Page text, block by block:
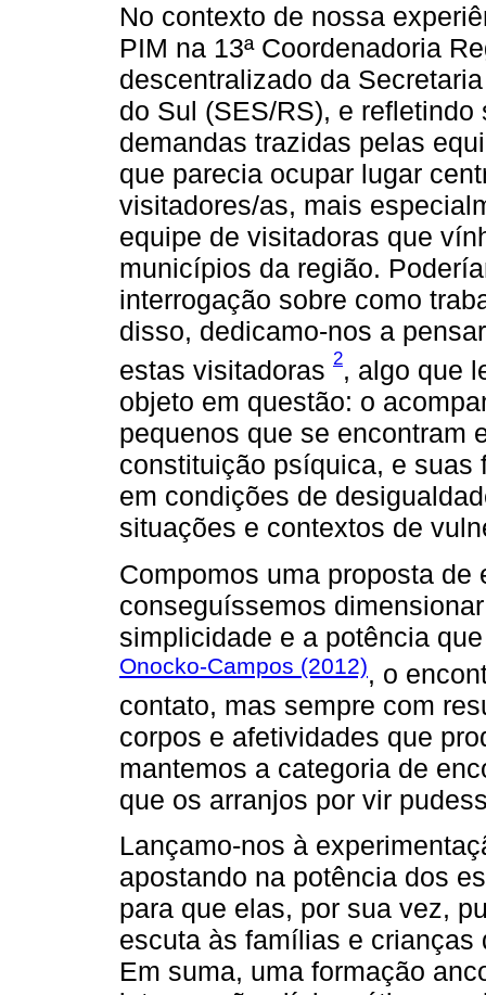
No contexto de nossa
PIM na 13ª Coordenadoria
descentralizado da
do Sul (SES/RS), e
demandas trazidas pelas
que parecia ocupar lugar
visitadores/as, mais
equipe de visitadoras que
municípios da região.
interrogação sobre como
disso, dedicamo-nos a
estas visitadoras 2, algo que
objeto em questão: o
pequenos que se encontram
constituição psíquica, e
em condições de
situações e contextos de
Compomos uma proposta de
conseguíssemos
simplicidade e a potência
Onocko-Campos (2012), o
contato, mas sempre com
corpos e afetividades que
mantemos a categoria de
que os arranjos por vir
Lançamo-nos à
apostando na potência dos
para que elas, por sua vez,
escuta às famílias e crianças
Em suma, uma formação